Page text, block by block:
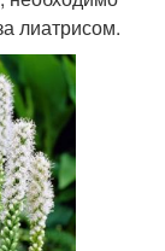
лиатрисом.